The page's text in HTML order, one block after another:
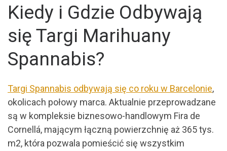
Kiedy i Gdzie Odbywają
się Targi Marihuany
Spannabis?
Targi Spannabis odbywają się co roku w Barcelonie,
okolicach połowy marca. Aktualnie przeprowadzane
są w kompleksie biznesowo-handlowym Fira de
Cornellá, mającym łączną powierzchnię aż 365 tys.
m2, która pozwala pomieścić się wszystkim